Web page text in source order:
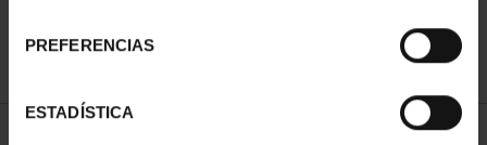
PREFERENCIAS
ESTADÍSTICA